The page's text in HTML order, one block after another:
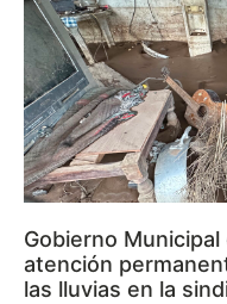
Gobierno
atención
las lluvias en la